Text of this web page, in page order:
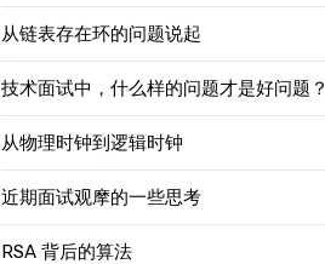
从链表存在环的问题说起
技术面试中，什么样的问题才是好问题？
从物理时钟到逻辑时钟
近期面试观摩的一些思考
RSA 背后的算法